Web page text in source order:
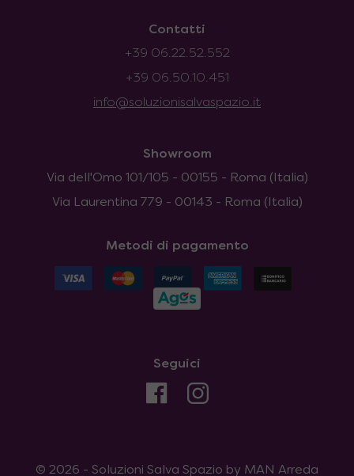
Contatti
+39 06.22.52.552
+39 06.50.10.451
info@soluzionisalvaspazio.it
Showroom
Via dell'Omo 101/105 - 00155 - Roma (Italia)
Via Laurentina 779 - 00143 - Roma (Italia)
Metodi di pagamento
Seguici
© 2026 - Soluzioni Salva Spazio by MAN Arreda